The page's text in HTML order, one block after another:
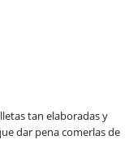
tan elaboradas y
dar pena comerlas de